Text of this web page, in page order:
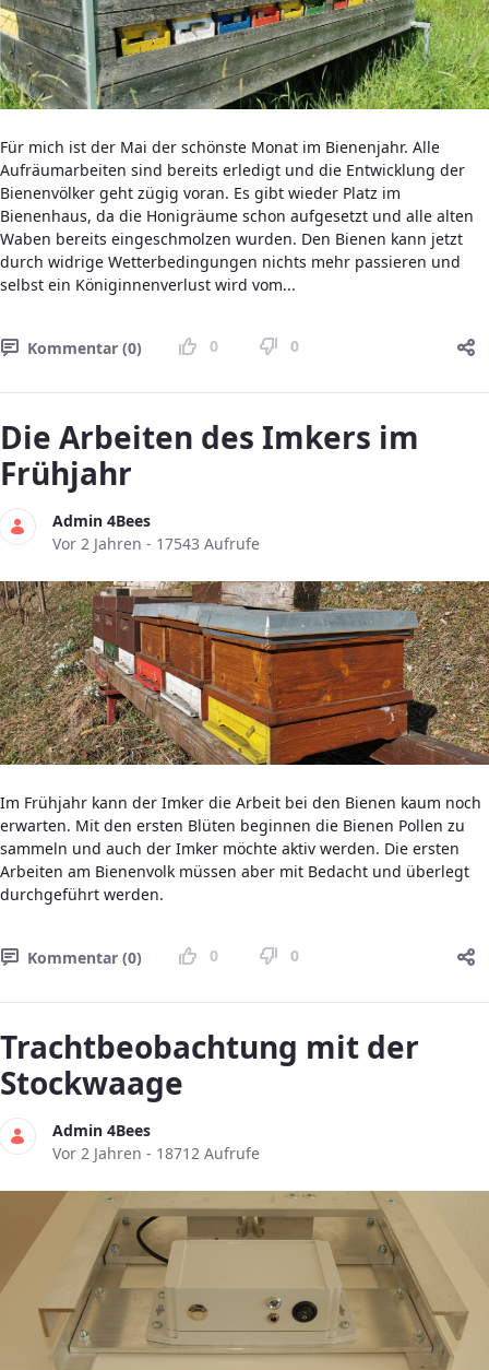
Für mich ist der Mai der schönste Monat im Bienenjahr. Alle
Aufräumarbeiten sind bereits erledigt und die Entwicklung der
Bienenvölker geht zügig voran. Es gibt wieder Platz im
Bienenhaus, da die Honigräume schon aufgesetzt und alle alten
Waben bereits eingeschmolzen wurden. Den Bienen kann jetzt
durch widrige Wetterbedingungen nichts mehr passieren und
selbst ein Königinnenverlust wird vom...
Kommentar (0) 0 0
Die Arbeiten des Imkers im
Frühjahr
Admin 4Bees
Publikationsdatum
Vor 2 Jahren - 17543 Aufrufe
Im Frühjahr kann der Imker die Arbeit bei den Bienen kaum noch
erwarten. Mit den ersten Blüten beginnen die Bienen Pollen zu
sammeln und auch der Imker möchte aktiv werden. Die ersten
Arbeiten am Bienenvolk müssen aber mit Bedacht und überlegt
durchgeführt werden.
Kommentar (0) 0 0
Trachtbeobachtung mit der
Stockwaage
Admin 4Bees
Publikationsdatum
Vor 2 Jahren - 18712 Aufrufe